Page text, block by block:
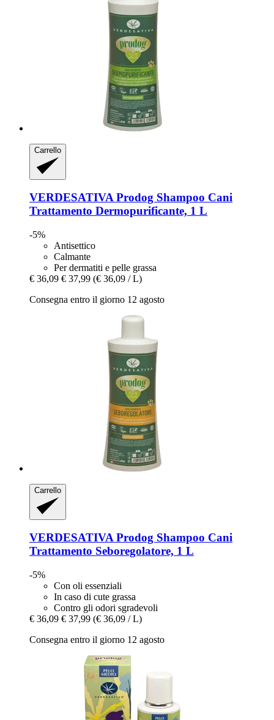
Carrello
VERDESATIVAProdog Shampoo Cani
Trattamento Dermopurificante, 1 L
-5%
Antisettico
Calmante
Per dermatiti e pelle grassa
€ 36,09 € 37,99 (€ 36,09 / L)
Consegna entro il giorno 12 agosto
Carrello
VERDESATIVAProdog Shampoo Cani
Trattamento Seboregolatore, 1 L
-5%
Con oli essenziali
In caso di cute grassa
Contro gli odori sgradevoli
€ 36,09 € 37,99 (€ 36,09 / L)
Consegna entro il giorno 12 agosto